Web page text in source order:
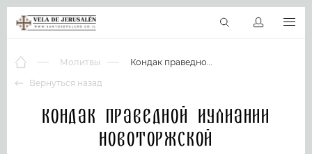
Виртуальные туры
RU
Вернуться назад
Молитвы Кондак праведной Иулиании Новоторжской
Кондак праведной Иулиании
Новоторжской